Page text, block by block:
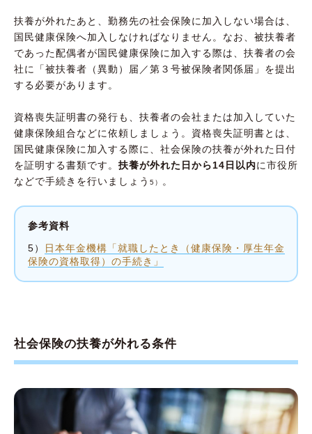
扶養が外れたあと、勤務先の社会保険に加入しない場合は、
国民健康保険へ加入しなければなりません。なお、被扶養者
であった配偶者が国民健康保険に加入する際は、扶養者の会
社に「被扶養者（異動）届／第３号被保険者関係届」を提出
する必要があります。
資格喪失証明書の発行も、扶養者の会社または加入していた
健康保険組合などに依頼しましょう。資格喪失証明書とは、
国民健康保険に加入する際に、社会保険の扶養が外れた日付
を証明する書類です。 扶養が外れた日から14日以内に市役所
などで手続きを行いましょう 5） 。
参考資料
5）
日本年金機構「就職したとき（健康保険・厚生年金
保険の資格取得）の手続き」
社会保険の扶養が外れる条件